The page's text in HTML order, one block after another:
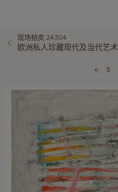
现场拍卖 24304
欧洲私人珍藏现代及当代艺术
5